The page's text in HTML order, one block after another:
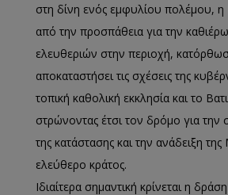
στη δίνη ενός εμφυλίου πολέμου, η
από την προσπάθεια για την
ελευθεριών στην περιοχή,
αποκαταστήσει τις σχέσεις της
τοπική καθολική εκκλησία και το
στρώνοντας έτσι τον δρόμο για την
της κατάστασης και την ανάδειξη
ελεύθερο κράτος.
Ιδιαίτερα σημαντική κρίνεται η